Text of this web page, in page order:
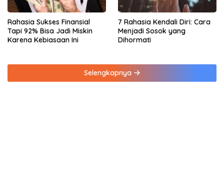
Rahasia Sukses Finansial
Tapi 92% Bisa Jadi Miskin
Karena Kebiasaan Ini
7 Rahasia Kendali Diri: Cara
Menjadi Sosok yang
Dihormati
Selengkapnya